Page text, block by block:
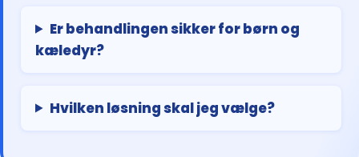
Er behandlingen sikker for børn og
kæledyr?
Hvilken løsning skal jeg vælge?